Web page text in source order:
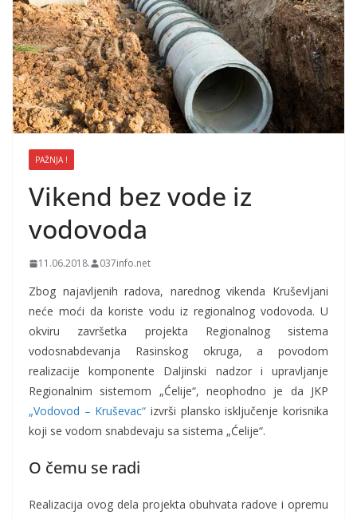
PAŽNJA !
Vikend bez vode iz
vodovoda
11.06.2018. 037info.net
Zbog najavljenih radova, narednog vikenda Kruševljani
neće moći da koriste vodu iz regionalnog vodovoda. U
okviru završetka projekta Regionalnog sistema
vodosnabdevanja Rasinskog okruga, a povodom
realizacije komponente Daljinski nadzor i upravljanje
Regionalnim sistemom „Ćelije“, neophodno je da JKP
„Vodovod – Kruševac“ izvrši plansko isključenje korisnika
koji se vodom snabdevaju sa sistema „Ćelije“.
O čemu se radi
Realizacija ovog dela projekta obuhvata radove i opremu